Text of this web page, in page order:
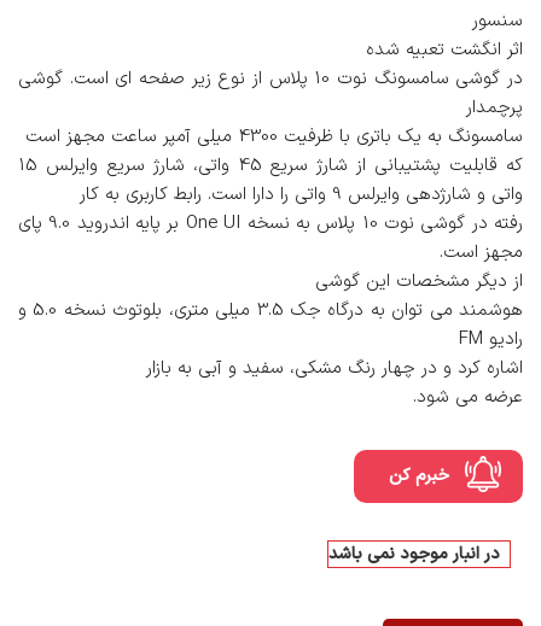
سنسور
اثر انگشت تعبیه شده
در گوشی سامسونگ نوت 10 پلاس از نوع زیر صفحه ای است. گوشی
پرچمدار
سامسونگ به یک باتری با ظرفیت 4300 میلی آمپر ساعت مجهز است
که قابلیت پشتیبانی از شارژ سریع 45 واتی، شارژ سریع وایرلس 15
واتی و شارژدهی وایرلس 9 واتی را دارا است. رابط کاربری به کار
رفته در گوشی نوت 10 پلاس به نسخه One UI بر پایه اندروید 9.0 پای
مجهز است.
از دیگر مشخصات این گوشی
هوشمند می توان به درگاه جک 3.5 میلی متری، بلوتوث نسخه 5.0 و
رادیو FM
اشاره کرد و در چهار رنگ مشکی، سفید و آبی به بازار
عرضه می شود.
خبرم کن
در انبار موجود نمی باشد